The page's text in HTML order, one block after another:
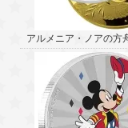
アルメニア・ノアの方